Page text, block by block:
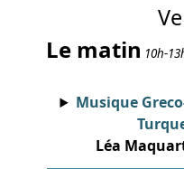
Le matin 10h-
Musique
Léa